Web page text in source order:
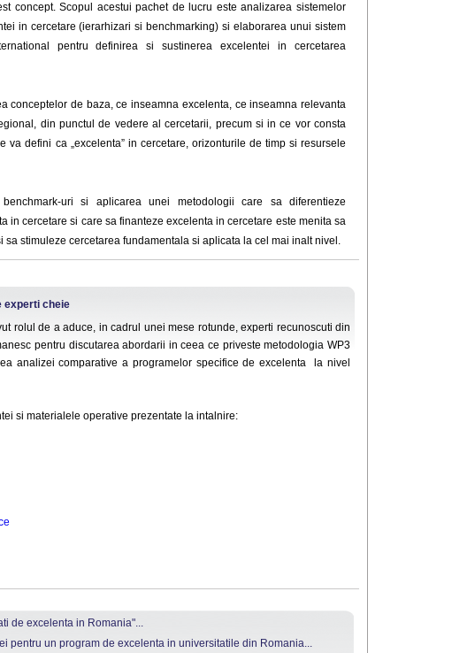
concept. Scopul acestui pachet de lucru este analizarea sistemelor
in cercetare (ierarhizari si benchmarking) si elaborarea unui sistem
pentru definirea si sustinerea excelentei in cercetarea
conceptelor de baza, ce inseamna excelenta, ce inseamna relevanta
din punctul de vedere al cercetarii, precum si in ce vor consta
va defini ca „excelenta” in cercetare, orizonturile de timp si resursele
uri si aplicarea unei metodologii care sa diferentieze
in cercetare si care sa finanteze excelenta in cercetare este menita sa
sa stimuleze cercetarea fundamentala si aplicata la cel mai inalt nivel.
experti cheie
rolul de a aduce, in cadrul unei mese rotunde, experti recunoscuti din
pentru discutarea abordarii in ceea ce priveste metodologia WP3
analizei comparative a programelor specifice de excelenta la nivel
si materialele operative prezentate la intalnire:
de excelenta in Romania"...
pentru un program de excelenta in universitatile din Romania...